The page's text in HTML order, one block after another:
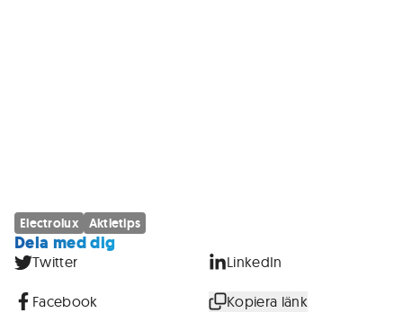
Electrolux Aktietips
Dela med dig
Twitter LinkedIn
Facebook Kopiera länk